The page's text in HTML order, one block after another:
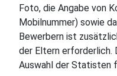
Foto, die Angabe von
Mobilnummer) sowie
Bewerbern ist
der Eltern erforderlich.
Auswahl der Statisten